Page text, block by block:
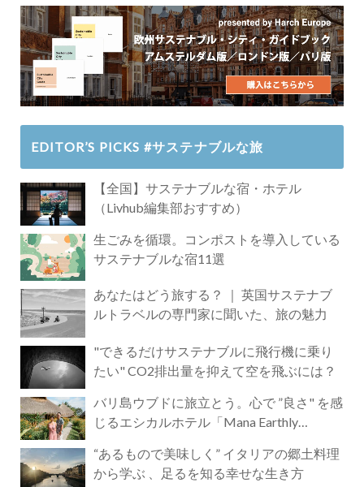
EDITOR’S PICKS #サステナブルな旅
【全国】サステナブルな宿・ホテル
（Livhub編集部おすすめ）
生ごみを循環。コンポストを導入している
サステナブルな宿11選
あなたはどう旅する？ ｜ 英国サステナブ
ルトラベルの専門家に聞いた、旅の魅力
"できるだけサステナブルに飛行機に乗り
たい" CO2排出量を抑えて空を飛ぶには？
バリ島ウブドに旅立とう。心で ”良さ" を感
じるエシカルホテル「Mana Earthly
“あるもので美味しく” イタリアの郷土料理
から学ぶ 、足るを知る幸せな生き方